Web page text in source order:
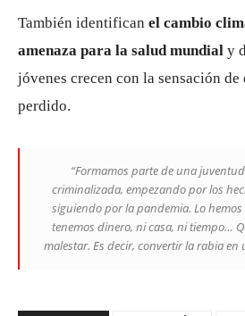
También identifican el cambio
amenaza para la salud mundial y
jóvenes crecen con la sensación
perdido.
“Formamos parte de una
criminalizada, empezando por los
siguiendo por la pandemia. Lo
tenemos dinero, ni casa, ni tiempo…
malestar. Es decir, convertir la rabia en